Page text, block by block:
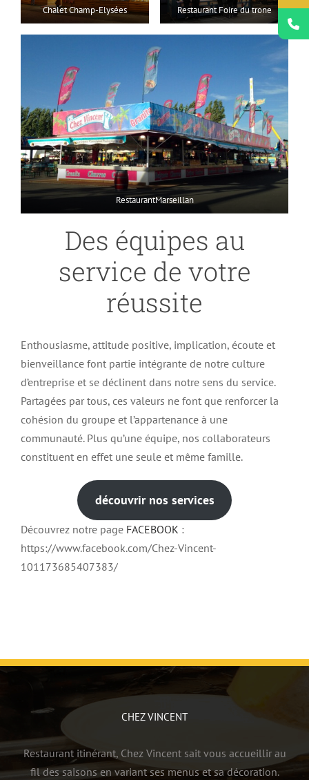
Chalet Champ-Elysées Restaurant Foire du trone
RestaurantMarseillan
Des équipes au
service de votre
réussite
Enthousiasme, attitude positive, implication, écoute et
bienveillance font partie intégrante de notre culture
d’entreprise et se déclinent dans notre sens du service.
Partagées par tous, ces valeurs ne font que renforcer la
cohésion du groupe et l’appartenance à une
communauté. Plus qu’une équipe, nos collaborateurs
constituent en effet une seule et même famille.
découvrir nos services
Découvrez notre page FACEBOOK :
https://www.facebook.com/Chez-Vincent-
101173685407383/
CHEZ VINCENT
Restaurant itinérant, Chez Vincent sait vous accueillir au
fil des saisons en variant ses menus et sa décoration.